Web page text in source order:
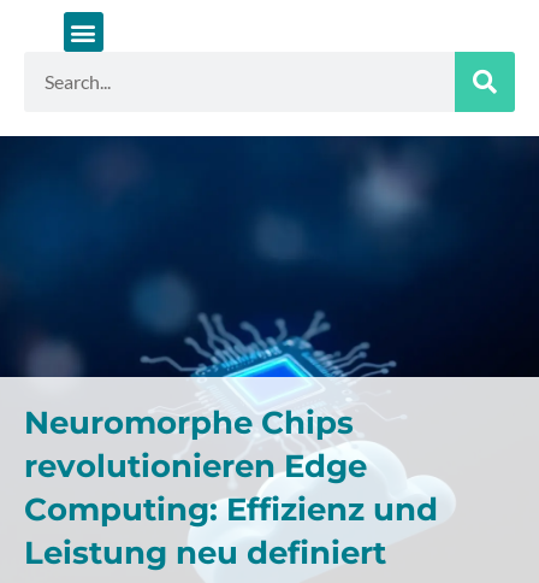
Suche
Neuromorphe Chips
revolutionieren Edge
Computing: Effizienz und
Leistung neu definiert